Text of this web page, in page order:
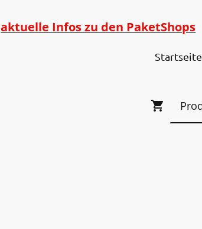
aktuelle Infos zu den PaketShops
Startseite